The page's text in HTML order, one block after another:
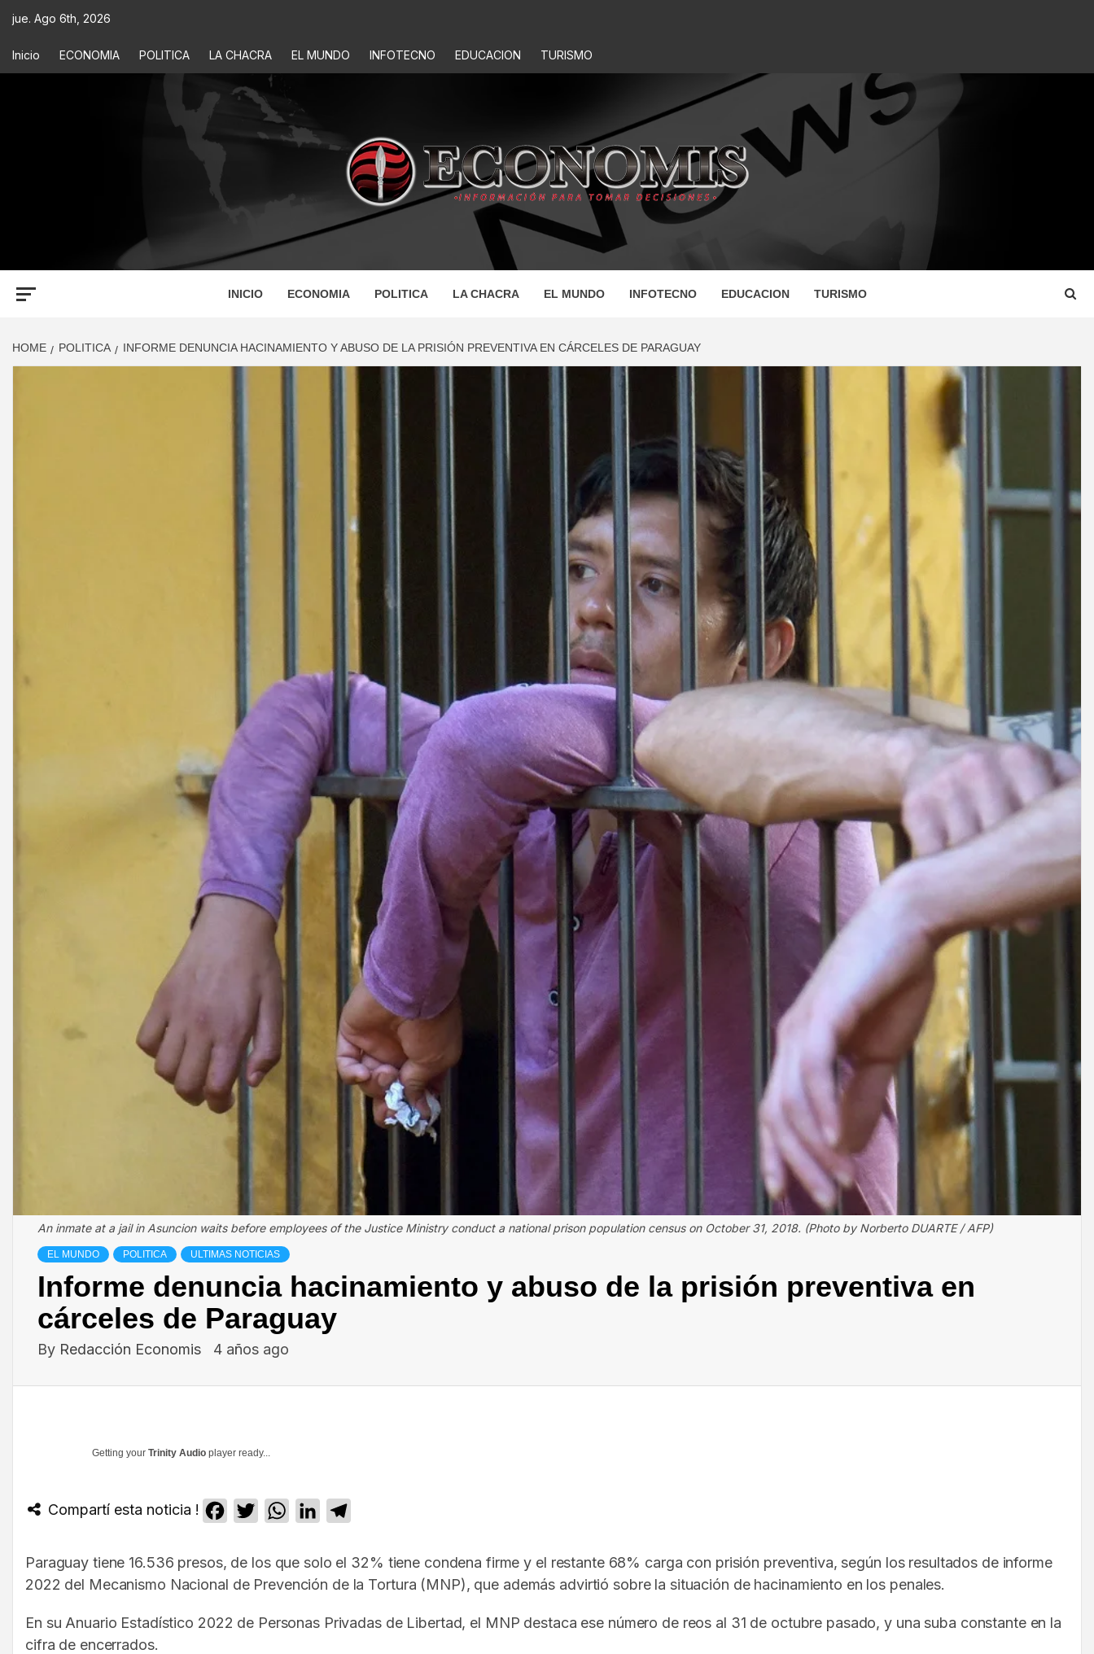
jue. Ago 6th, 2026
Inicio ECONOMIA POLITICA LA CHACRA EL MUNDO INFOTECNO EDUCACION TURISMO
ECONOMIS
INICIO ECONOMIA POLITICA LA CHACRA EL MUNDO INFOTECNO EDUCACION TURISMO
HOME POLITICA INFORME DENUNCIA HACINAMIENTO Y ABUSO DE LA PRISIÓN PREVENTIVA EN CÁRCELES DE PARAGUAY
An inmate at a jail in Asuncion waits before employees of the Justice Ministry conduct a national prison population census on October 31, 2018. (Photo by Norberto DUARTE / AFP)
EL MUNDO POLITICA ULTIMAS NOTICIAS
Informe denuncia hacinamiento y abuso de la prisión preventiva en
cárceles de Paraguay
By Redacción Economis 4 años ago
Getting your Trinity Audio player ready...
Compartí esta noticia ! Facebook
TwitterWhatsApp
LinkedIn
Paraguay tiene 16.536 presos, de los que solo el 32% tiene condena firme y el restante 68% carga con prisión preventiva, según los resultados de informe
2022 del Mecanismo Nacional de Prevención de la Tortura (MNP), que además advirtió sobre la situación de hacinamiento en los penales.
En su Anuario Estadístico 2022 de Personas Privadas de Libertad, el MNP destaca ese número de reos al 31 de octubre pasado, y una suba constante en la
cifra de encerrados.